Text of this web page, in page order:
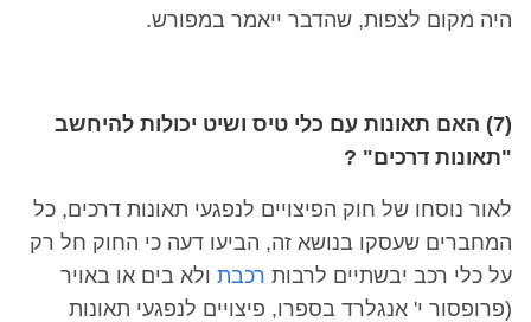
היה מקום לצפות, שהדבר ייאמר במפורש.
(7) האם תאונות עם כלי טיס ושיט יכולות להיחשב
"תאונות דרכים" ?
לאור נוסחו של חוק הפיצויים לנפגעי תאונות דרכים, כל
המחברים שעסקו בנושא זה, הביעו דעה כי החוק חל רק
על כלי רכב יבשתיים לרבות רכבת ולא בים או באויר
(פרופסור י' אנגלרד בספרו, פיצויים לנפגעי תאונות